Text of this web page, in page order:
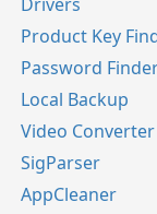
Drivers
Product Key
Password
Local Backup
Video Converter
SigParser
AppCleaner